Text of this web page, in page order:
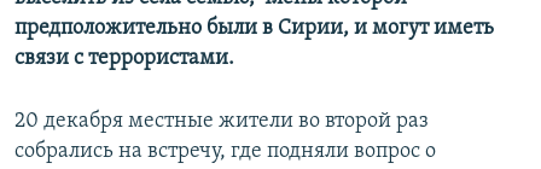
предположительно были в Сирии, и могут иметь
связи с террористами.
20 декабря местные жители во второй раз
собрались на встречу, где подняли вопрос о